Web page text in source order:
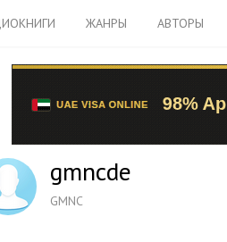
ЖАНРЫ АВТОРЫ
gmncde
GMNC